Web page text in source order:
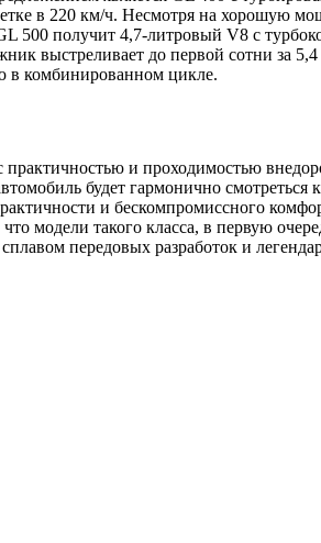
в 220 км/ч. Несмотря на хорошую
500 получит 4,7-литровый V8 с
выстреливает до первой сотни за
в комбинированном цикле.
практичностью и проходимостью
будет гармонично
и бескомпромиссного
модели такого класса, в первую
передовых разработок и